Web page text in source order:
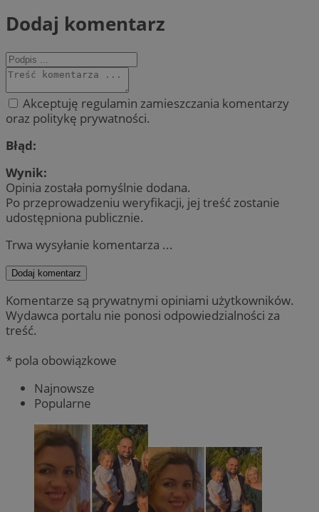
Dodaj komentarz
Akceptuję regulamin zamieszczania komentarzy
oraz politykę prywatności.
Błąd:
Wynik:
Opinia została pomyślnie dodana.
Po przeprowadzeniu weryfikacji, jej treść zostanie
udostępniona publicznie.
Trwa wysyłanie komentarza ...
Dodaj komentarz
Komentarze są prywatnymi opiniami użytkowników.
Wydawca portalu nie ponosi odpowiedzialności za
treść.
* pola obowiązkowe
Najnowsze
Popularne